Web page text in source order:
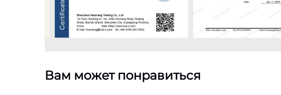
Вам может понравиться